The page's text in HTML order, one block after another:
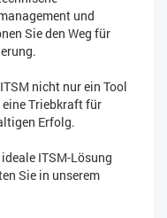
und
Sie den Weg für
nicht nur ein Tool
Triebkraft für
Erfolg.
ITSM-Lösung
Sie in unserem